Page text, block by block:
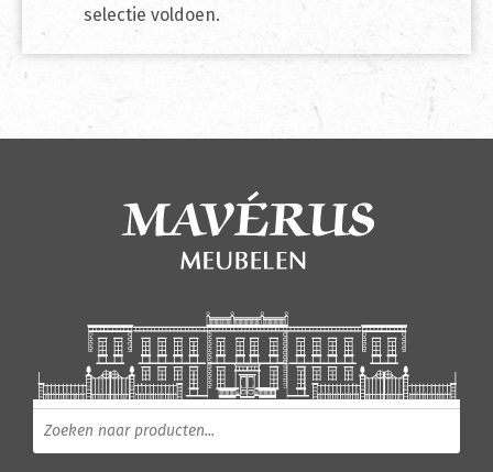
selectie voldoen.
Producten zoeken